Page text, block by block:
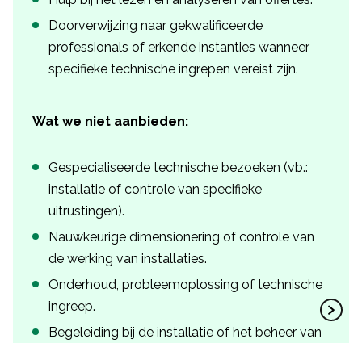
Doorverwijzing naar gekwalificeerde
professionals of erkende instanties wanneer
specifieke technische ingrepen vereist zijn.
Wat we niet aanbieden:
Gespecialiseerde technische bezoeken (vb.:
installatie of controle van specifieke
uitrustingen).
Nauwkeurige dimensionering of controle van
de werking van installaties.
Onderhoud, probleemoplossing of technische
ingreep.
Begeleiding bij de installatie of het beheer van